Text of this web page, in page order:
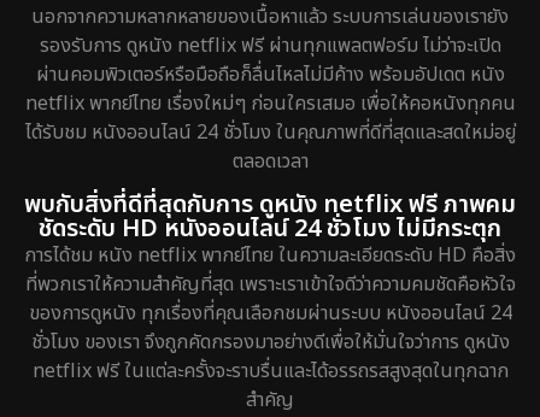
นอกจากความหลากหลายของเนื้อหาแล้ว ระบบการเล่นของเรายัง
รองรับการ ดูหนัง netflix ฟรี ผ่านทุกแพลตฟอร์ม ไม่ว่าจะเปิด
ผ่านคอมพิวเตอร์หรือมือถือก็ลื่นไหลไม่มีค้าง พร้อมอัปเดต หนัง
netflix พากย์ไทย เรื่องใหม่ๆ ก่อนใครเสมอ เพื่อให้คอหนังทุกคน
ได้รับชม หนังออนไลน์ 24 ชั่วโมง ในคุณภาพที่ดีที่สุดและสดใหม่อยู่
ตลอดเวลา
พบกับสิ่งที่ดีที่สุดกับการ ดูหนัง netflix ฟรี ภาพคม
ชัดระดับ HD หนังออนไลน์ 24 ชั่วโมง ไม่มีกระตุก
การได้ชม หนัง netflix พากย์ไทย ในความละเอียดระดับ HD คือสิ่ง
ที่พวกเราให้ความสำคัญที่สุด เพราะเราเข้าใจดีว่าความคมชัดคือหัวใจ
ของการดูหนัง ทุกเรื่องที่คุณเลือกชมผ่านระบบ หนังออนไลน์ 24
ชั่วโมง ของเรา จึงถูกคัดกรองมาอย่างดีเพื่อให้มั่นใจว่าการ ดูหนัง
netflix ฟรี ในแต่ละครั้งจะราบรื่นและได้อรรถรสสูงสุดในทุกฉาก
สำคัญ